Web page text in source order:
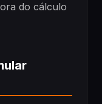
do cálculo